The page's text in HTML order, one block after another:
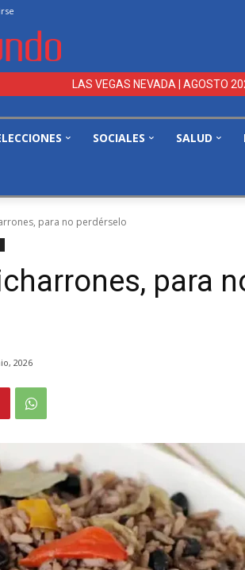
LAS VEGAS NEVADA | AGOSTO
SOCIALES SALUD
para no perdérselo
para
2026